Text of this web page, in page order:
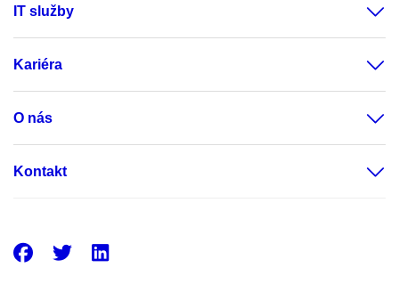
IT služby
Kariéra
O nás
Kontakt
Facebook
Twitter